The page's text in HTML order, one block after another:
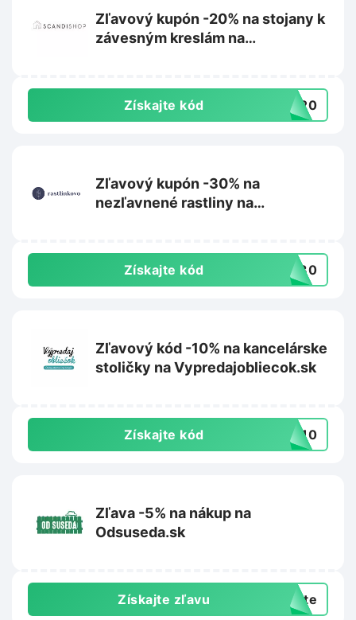
Zľavový kupón -20% na stojany k
závesným kreslám na
Získajte kód US20
Zľavový kupón -30% na
nezľavnené rastliny na
Získajte kód aj30
Zľavový kód -10% na kancelárske
stoličky na Vypredajobliecok.sk
Získajte kód IA10
Zľava -5% na nákup na
Odsuseda.sk
Získajte zľavu exte